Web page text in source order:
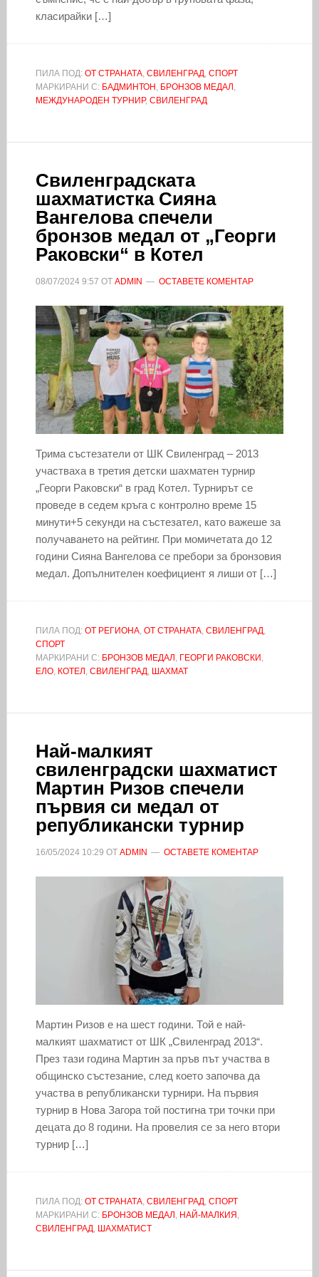
класирайки […]
ПИЛА ПОД: ОТ СТРАНАТА, СВИЛЕНГРАД, СПОРТ
МАРКИРАНИ С: БАДМИНТОН , БРОНЗОВ МЕДАЛ ,
МЕЖДУНАРОДЕН ТУРНИР, СВИЛЕНГРАД
Свиленградската
шахматистка Сияна
Вангелова спечели
бронзов медал от „Георги
Раковски“ в Котел
08/07/2024 9:57 ОТ ADMIN ОСТАВЕТЕ КОМЕНТАР
Трима състезатели от ШК Свиленград – 2013
участваха в третия детски шахматен турнир
„Георги Раковски“ в град Котел. Турнирът се
проведе в седем кръга с контролно време 15
минути+5 секунди на състезател, като важеше за
получаването на рейтинг. При момичетата до 12
години Сияна Вангелова се пребори за бронзовия
медал. Допълнителен коефициент я лиши от […]
ПИЛА ПОД: ОТ РЕГИОНА, ОТ СТРАНАТА, СВИЛЕНГРАД,
СПОРТ
МАРКИРАНИ С: БРОНЗОВ МЕДАЛ , ГЕОРГИ РАКОВСКИ ,
ЕЛО, КОТЕЛ , СВИЛЕНГРАД, ШАХМАТ
Най-малкият
свиленградски шахматист
Мартин Ризов спечели
първия си медал от
републикански турнир
16/05/2024 10:29 ОТ ADMIN ОСТАВЕТЕ КОМЕНТАР
Мартин Ризов е на шест години. Той е най-
малкият шахматист от ШК „Свиленград 2013“.
През тази година Мартин за пръв път участва в
общинско състезание, след което започва да
участва в републикански турнири. На първия
турнир в Нова Загора той постигна три точки при
децата до 8 години. На провелия се за него втори
турнир […]
ПИЛА ПОД: ОТ СТРАНАТА, СВИЛЕНГРАД, СПОРТ
МАРКИРАНИ С: БРОНЗОВ МЕДАЛ , НАЙ-МАЛКИЯ ,
СВИЛЕНГРАД, ШАХМАТИСТ